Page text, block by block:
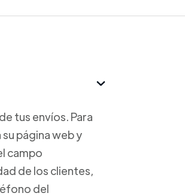
tus envíos. Para
página web y
campo
de los clientes,
del